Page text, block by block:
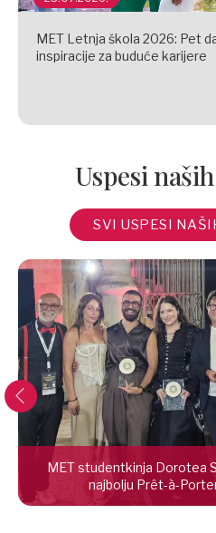
MET Letnja škola 2026: Pet
inspiracije za buduće karijere
Uspesi
SVI USPESI
MET studentkinja Dorotea
najbolju Prêt-à-